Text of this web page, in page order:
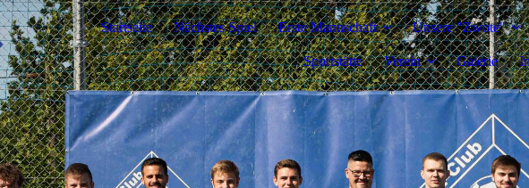
Startseite Nächstes Spiel Erste Mannschaft Unsere "Zwote"
Sportstätte Verein Galerie